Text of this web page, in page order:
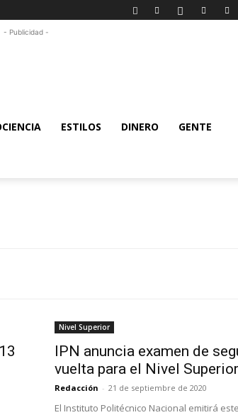
- Publicidad -
ESTILOS DINERO GENTE
Nivel Superior
IPN anuncia examen de
vuelta para el Nivel Superior
Redacción - 21 de septiembre de 2020
El Instituto Politécnico Nacional emitirá